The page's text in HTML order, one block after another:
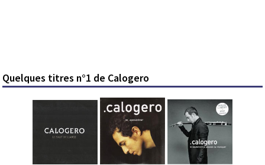
Quelques titres n°1 de Calogero